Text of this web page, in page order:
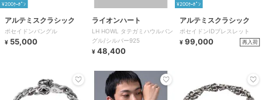
¥200ｸｰﾎﾟﾝ
アルテミスクラシック
ポセイドンバングル
¥ 55,000
ライオンハート
LH HOWL タテガミハウルバン
グル/シルバー925
¥ 48,400
¥200ｸｰﾎﾟﾝ
アルテミスクラシック
ポセイドンIDブレスレット
¥ 99,000 再入荷